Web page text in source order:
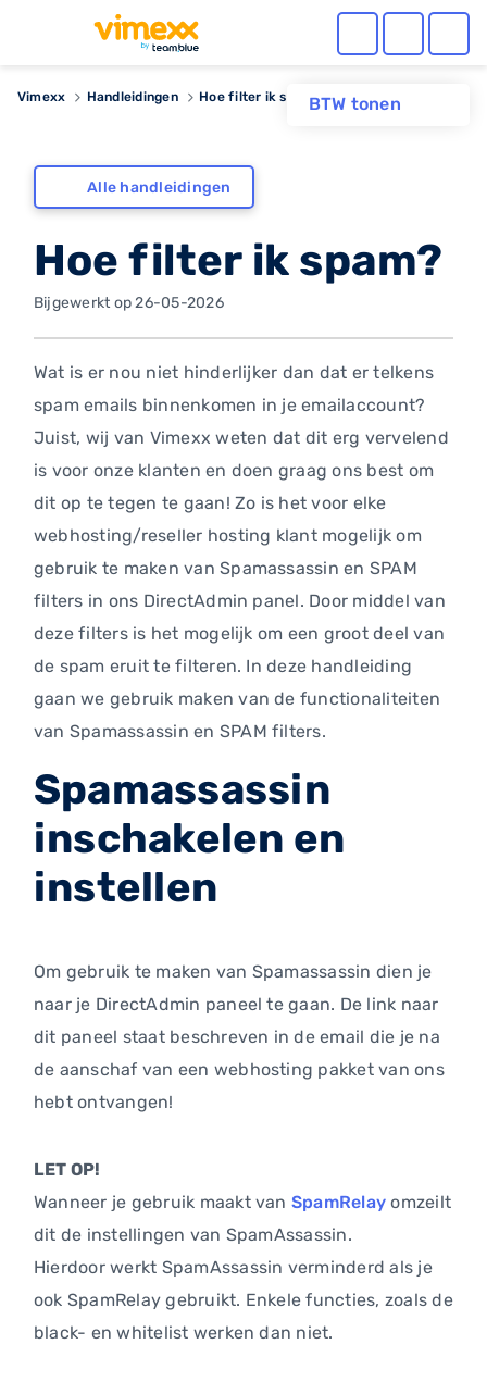
BTW tonen
Vimexx Handleidingen Hoe filter ik spam?
Alle handleidingen
Hoe filter ik spam?
Bijgewerkt op 26-05-2026
Wat is er nou niet hinderlijker dan dat er telkens
spam emails binnenkomen in je emailaccount?
Juist, wij van Vimexx weten dat dit erg vervelend
is voor onze klanten en doen graag ons best om
dit op te tegen te gaan! Zo is het voor elke
webhosting/reseller hosting klant mogelijk om
gebruik te maken van Spamassassin en SPAM
filters in ons DirectAdmin panel. Door middel van
deze filters is het mogelijk om een groot deel van
de spam eruit te filteren. In deze handleiding
gaan we gebruik maken van de functionaliteiten
van Spamassassin en SPAM filters.
Spamassassin
inschakelen en
instellen
Om gebruik te maken van Spamassassin dien je
naar je DirectAdmin paneel te gaan. De link naar
dit paneel staat beschreven in de email die je na
de aanschaf van een webhosting pakket van ons
hebt ontvangen!
LET OP!
Wanneer je gebruik maakt van SpamRelay omzeilt
dit de instellingen van SpamAssassin.
Hierdoor werkt SpamAssassin verminderd als je
ook SpamRelay gebruikt. Enkele functies, zoals de
black- en whitelist werken dan niet.